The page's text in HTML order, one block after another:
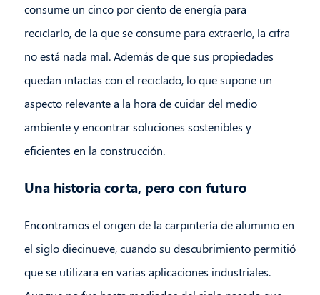
consume un cinco por ciento de energía para
reciclarlo, de la que se consume para extraerlo, la cifra
no está nada mal. Además de que sus propiedades
quedan intactas con el reciclado, lo que supone un
aspecto relevante a la hora de cuidar del medio
ambiente y encontrar soluciones sostenibles y
eficientes en la construcción.
Una historia corta, pero con futuro
Encontramos el origen de la carpintería de aluminio en
el siglo diecinueve, cuando su descubrimiento permitió
que se utilizara en varias aplicaciones industriales.